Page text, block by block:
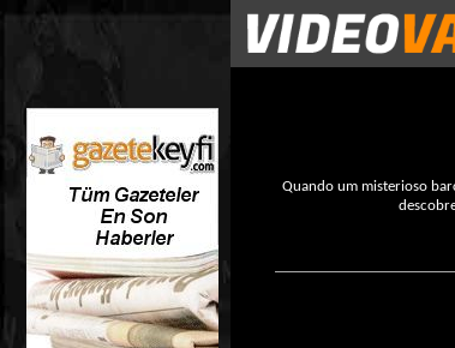
Quando um misterioso